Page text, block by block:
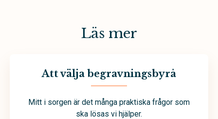
Läs mer
Att välja begravningsbyrå
Mitt i sorgen är det många praktiska frågor som
ska lösas vi hjälper.